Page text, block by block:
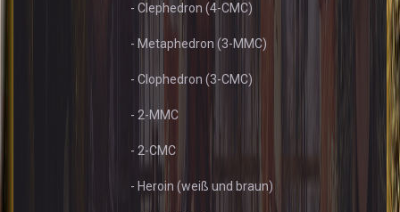
- Clephedron (4-CMC)
- Metaphedron (3-MMC)
- Clophedron (3-CMC)
- 2-MMC
- 2-CMC
- Heroin (weiß und braun)